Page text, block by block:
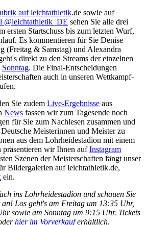
aufleichtathletik.de sowie auf
@leichtathletik_DE sehen Sie alle drei
ersten Startschuss bis zum letzten Wurf,
Es kommentieren für Sie Denise
(Freitag & Samstag) und Alexandra
direkt zu den Streams der einzelnen
Sonntag. Die Final-Entscheidungen
auch in unseren Wettkampf-
Sie zudem Live-Ergebnisse aus
News fassen wir zum Tagesende noch
für Sie zum Nachlesen zusammen und
Meisterinnen und Meister zu
aus dem Lohrheidestadion mit einem
wir Ihnen aufInstagram
Szenen der Meisterschaften fängt unser
Bildergalerien auf leichtathletik.de,
ein.
ins Lohrheidestadion und schauen Sie
Los geht's am Freitag um 13:35 Uhr,
sowie am Sonntag um 9:15 Uhr. Tickets
hier im Vorverkauferhältlich.